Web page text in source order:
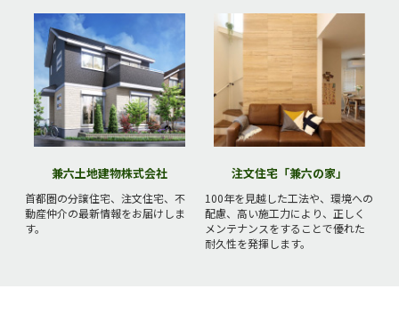
兼六土地建物株式会社
首都圏の分譲住宅、注文住宅、不
動産仲介の最新情報をお届けしま
す。
注文住宅「兼六の家」
100年を見越した工法や、環境への
配慮、高い施工力により、正しく
メンテナンスをすることで優れた
耐久性を発揮します。